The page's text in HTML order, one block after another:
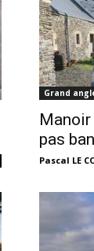
Grand
Manoir
pas
Pascal LE